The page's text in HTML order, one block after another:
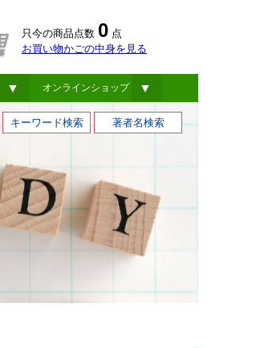
只今の商品点数 0 点
お買い物かごの中身を見る
▼ オンラインショップ ▼